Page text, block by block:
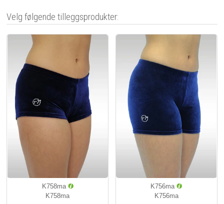
Velg følgende tilleggsprodukter:
K758ma
K758ma
K756ma
K756ma